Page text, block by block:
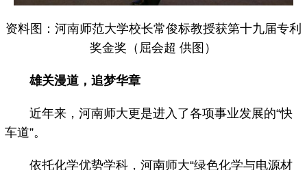
资料图：河南师范大学校长常俊标教授获第十九届专利
奖金奖（屈会超 供图）
雄关漫道，追梦华章
近年来，河南师大更是进入了各项事业发展的“快
车道”。
依托化学优势学科，河南师大“绿色化学与电源材